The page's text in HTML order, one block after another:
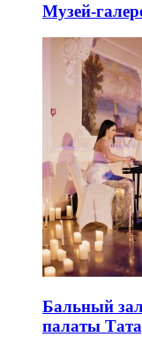
Музей-
Бальный
палаты